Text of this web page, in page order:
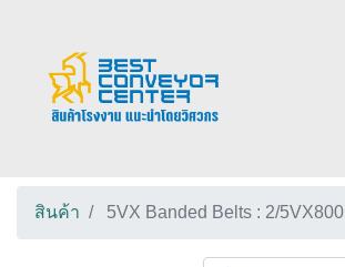
สินค้า 5VX Banded Belts : 2/5VX800